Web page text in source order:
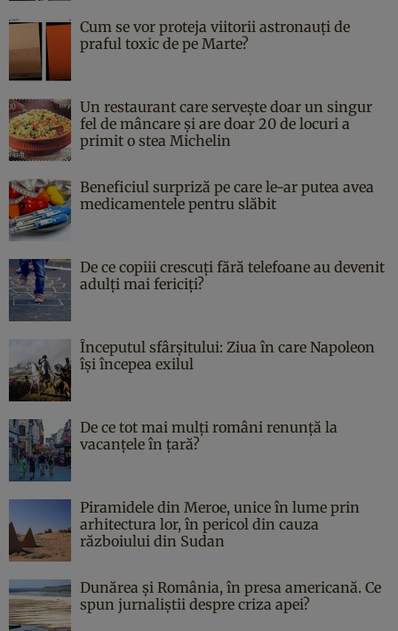
Cum se vor proteja viitorii astronauți de
praful toxic de pe Marte?
Un restaurant care servește doar un singur
fel de mâncare și are doar 20 de locuri a
primit o stea Michelin
Beneficiul surpriză pe care le-ar putea avea
medicamentele pentru slăbit
De ce copiii crescuți fără telefoane au devenit
adulți mai fericiți?
Începutul sfârşitului: Ziua în care Napoleon
îşi începea exilul
De ce tot mai mulți români renunță la
vacanțele în țară?
Piramidele din Meroe, unice în lume prin
arhitectura lor, în pericol din cauza
războiului din Sudan
Dunărea și România, în presa americană. Ce
spun jurnaliștii despre criza apei?